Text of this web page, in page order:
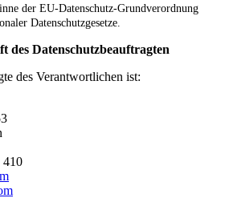
der EU-Datenschutz-Grundverordnung
Datenschutzgesetze.
Datenschutzbeauftragten
des Verantwortlichen ist:
410